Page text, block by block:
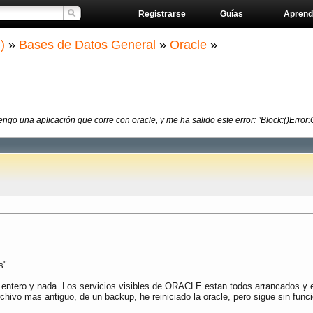
Guías
Registrarse
» Bases de Datos General » Oracle »
una aplicación que corre con oracle, y me ha salido este error:
y nada. Los servicios visibles de ORACLE estan todos arrancados
mas antiguo, de un backup, he reiniciado la oracle, pero sigue sin